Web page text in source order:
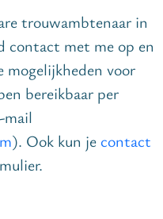
trouwambtenaar in
contact met me op en
mogelijkheden voor
bereikbaar per
mail
). Ook kun jecontact